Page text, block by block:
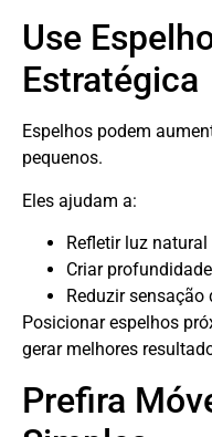
Use
Estratégica
Espelhos podem
pequenos.
Eles ajudam a:
Refletir luz natural
Criar profundidade
Reduzir sensação
Posicionar espelhos
gerar melhores
Prefira